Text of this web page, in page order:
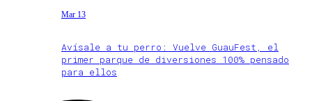
Mar 13
Avísale a tu perro: Vuelve GuauFest, el
primer parque de diversiones 100% pensado
para ellos